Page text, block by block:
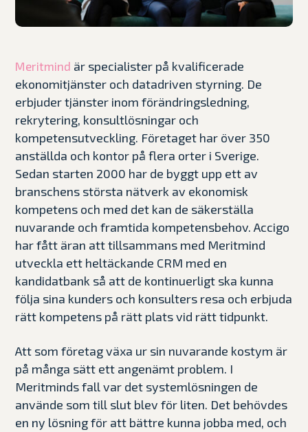
Meritmind är specialister på kvalificerade
ekonomitjänster och datadriven styrning. De
erbjuder tjänster inom förändringsledning,
rekrytering, konsultlösningar och
kompetensutveckling. Företaget har över 350
anställda och kontor på flera orter i Sverige.
Sedan starten 2000 har de byggt upp ett av
branschens största nätverk av ekonomisk
kompetens och med det kan de säkerställa
nuvarande och framtida kompetensbehov. Accigo
har fått äran att tillsammans med Meritmind
utveckla ett heltäckande CRM med en
kandidatbank så att de kontinuerligt ska kunna
följa sina kunders och konsulters resa och erbjuda
rätt kompetens på rätt plats vid rätt tidpunkt.
Att som företag växa ur sin nuvarande kostym är
på många sätt ett angenämt problem. I
Meritminds fall var det systemlösningen de
använde som till slut blev för liten. Det behövdes
en ny lösning för att bättre kunna jobba med, och